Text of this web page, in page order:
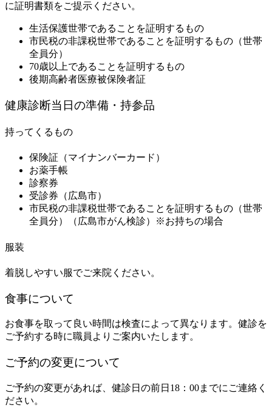
に証明書類をご提示ください。
生活保護世帯であることを証明するもの
市民税の非課税世帯であることを証明するもの（世帯
全員分）
70歳以上であることを証明するもの
後期高齢者医療被保険者証
健康診断当日の準備・持参品
持ってくるもの
保険証（マイナンバーカード）
お薬手帳
診察券
受診券（広島市）
市民税の非課税世帯であることを証明するもの（世帯
全員分）（広島市がん検診）※お持ちの場合
服装
着脱しやすい服でご来院ください。
食事について
お食事を取って良い時間は検査によって異なります。健診を
ご予約する時に職員よりご案内いたします。
ご予約の変更について
ご予約の変更があれば、健診日の前日18：00までにご連絡く
ださい。